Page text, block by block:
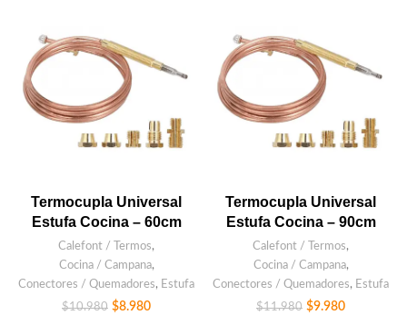
Termocupla Universal
Estufa Cocina – 60cm
Calefont / Termos,
Cocina / Campana,
Conectores / Quemadores, Estufa
$10.980 $8.980
Termocupla Universal
Estufa Cocina – 90cm
Calefont / Termos,
Cocina / Campana,
Conectores / Quemadores, Estufa
$11.980 $9.980